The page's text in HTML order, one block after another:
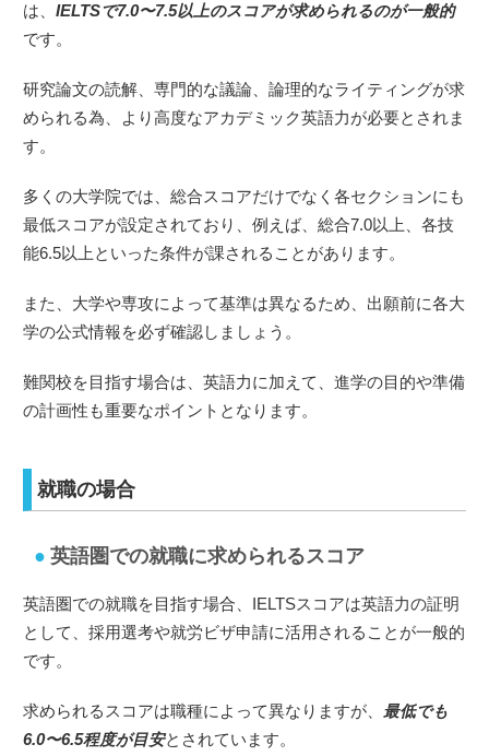
は、 IELTSで7.0〜7.5以上のスコアが求められるのが一般的
です。
研究論文の読解、専門的な議論、論理的なライティングが求
められる為、より高度なアカデミック英語力が必要とされま
す。
多くの大学院では、総合スコアだけでなく各セクションにも
最低スコアが設定されており、例えば、総合7.0以上、各技
能6.5以上といった条件が課されることがあります。
また、大学や専攻によって基準は異なるため、出願前に各大
学の公式情報を必ず確認しましょう。
難関校を目指す場合は、英語力に加えて、進学の目的や準備
の計画性も重要なポイントとなります。
就職の場合
英語圏での就職に求められるスコア
英語圏での就職を目指す場合、IELTSスコアは英語力の証明
として、採用選考や就労ビザ申請に活用されることが一般的
です。
求められるスコアは職種によって異なりますが、 最低でも
6.0〜6.5程度が目安とされています。